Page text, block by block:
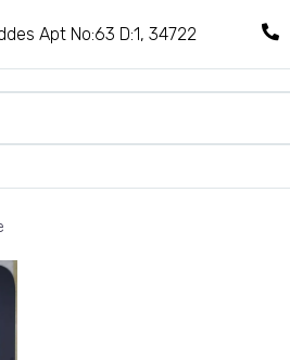
Apt No:63 D:1, 34722